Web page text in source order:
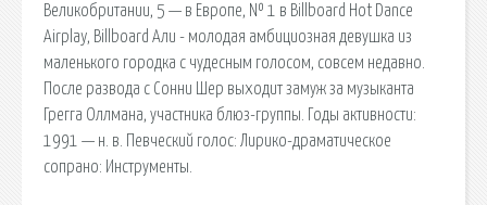
Великобритании, 5 — в Европе, № 1 в Billboard Hot Dance
Airplay, Billboard Али - молодая амбициозная девушка из
маленького городка с чудесным голосом, совсем недавно.
После развода с Сонни Шер выходит замуж за музыканта
Грегга Оллмана, участника блюз-группы. Годы активности:
1991 — н. в. Певческий голос: Лирико-драматическое
сопрано: Инструменты.